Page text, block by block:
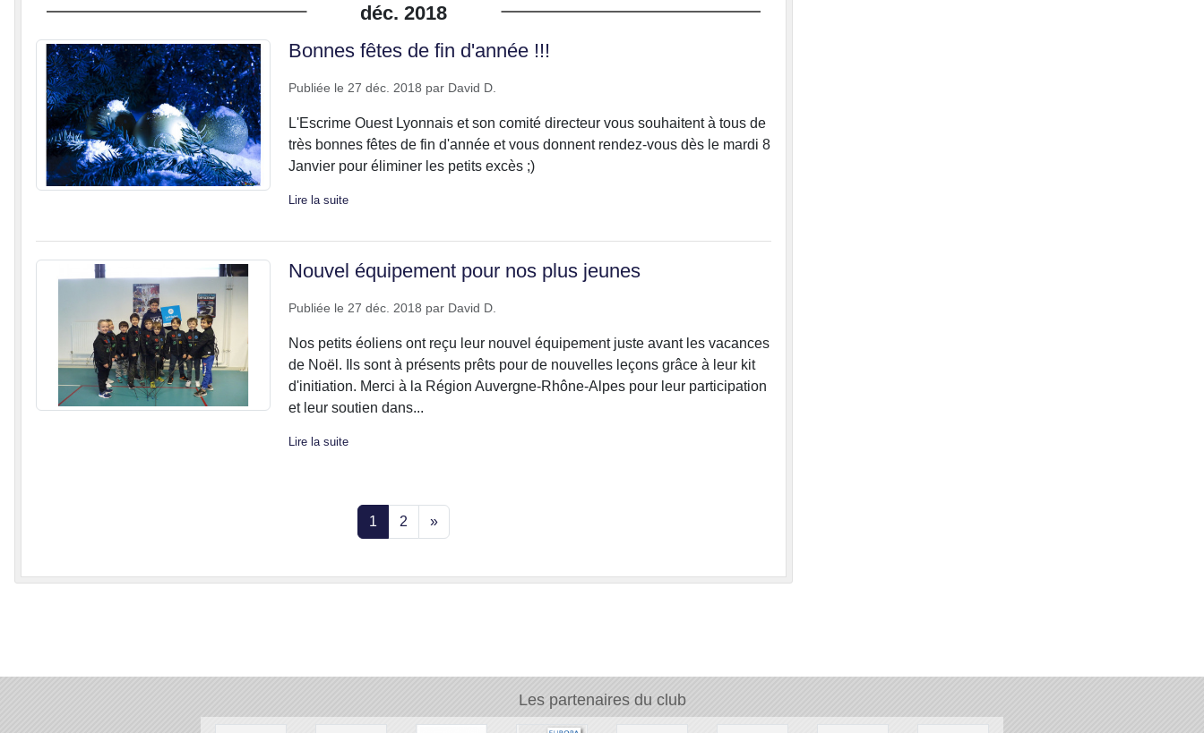
déc. 2018
Bonnes fêtes de fin d'année !!!
Publiée le 27 déc. 2018 par David D.
L'Escrime Ouest Lyonnais et son comité directeur vous souhaitent à tous de
très bonnes fêtes de fin d'année et vous donnent rendez-vous dès le mardi 8
Janvier pour éliminer les petits excès ;)
Lire la suite
Nouvel équipement pour nos plus jeunes
Publiée le 27 déc. 2018 par David D.
Nos petits éoliens ont reçu leur nouvel équipement juste avant les vacances
de Noël. Ils sont à présents prêts pour de nouvelles leçons grâce à leur kit
d'initiation. Merci à la Région Auvergne-Rhône-Alpes pour leur participation
et leur soutien dans...
Lire la suite
1 2 »
Les partenaires du club